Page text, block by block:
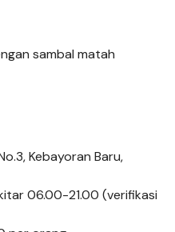
sambal matah
Kebayoran Baru,
06.00-21.00 (verifikasi